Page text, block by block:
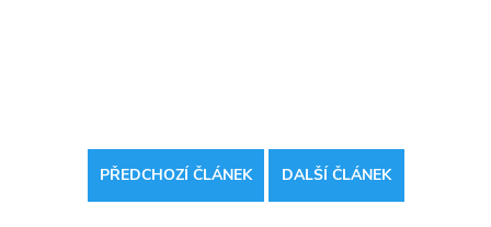
PŘEDCHOZÍ ČLÁNEK DALŠÍ ČLÁNEK